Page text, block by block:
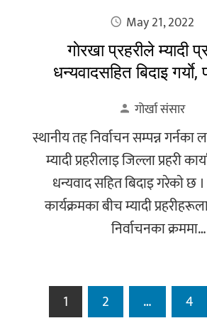
May 21, 2022
गाेरखा प्रहरीले म्यादी
धन्यवादसहित बिदाइ
गोर्खा संसार
स्थानीय तह निर्वाचन सम्पन्न गर्नका
म्यादी प्रहरीलाइ जिल्ला प्रहरी
धन्यवाद सहित बिदाइ गरेकाे छ
कार्यक्रमका बीच म्यादी
निर्वाचनका क्रममा…
1 2 … 4